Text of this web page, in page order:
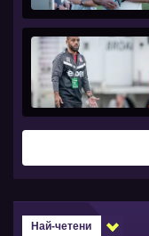
Най-четени